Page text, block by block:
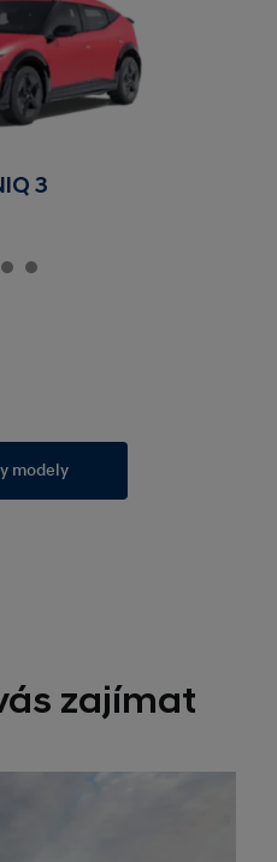
3
modely
zajímat